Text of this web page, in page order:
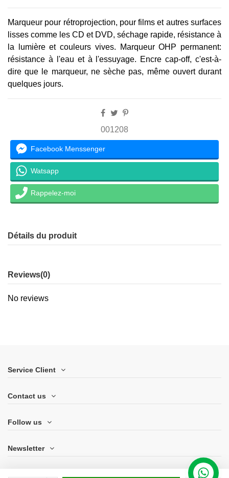
Marqueur pour rétroprojection, pour films et autres surfaces
lisses comme les CD et DVD, séchage rapide, résistance à
la lumière et couleurs vives. Marqueur OHP permanent:
résistance à l'eau et à l'essuyage. Encre cap-off, c'est-à-
dire que le marqueur, ne sèche pas, même ouvert durant
quelques jours.
001208
Facebook Menssenger
Watsapp
Rappelez-moi
Détails du produit
Reviews(0)
No reviews
Service Client
Contact us
Follow us
Newsletter